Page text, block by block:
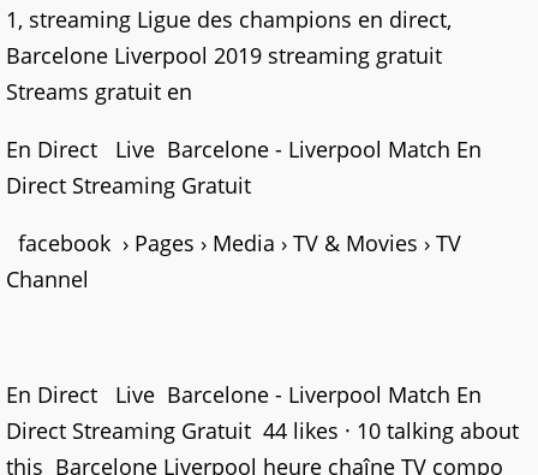
1, streaming Ligue des champions en direct,
Barcelone Liverpool 2019 streaming gratuit
Streams gratuit en
En Direct Live Barcelone - Liverpool Match En
Direct Streaming Gratuit
facebook › Pages › Media › TV & Movies › TV
Channel
En Direct Live Barcelone - Liverpool Match En
Direct Streaming Gratuit 44 likes · 10 talking about
this Barcelone Liverpool heure chaîne TV compo